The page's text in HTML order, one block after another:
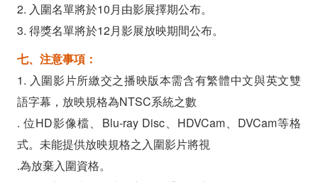
2. 入圍名單將於10月由影展擇期公布。
3. 得獎名單將於12月影展放映期間公布。
七、注意事項：
1. 入圍影片所繳交之播映版本需含有繁體中文與英文雙
語字幕，放映規格為NTSC系統之數
. 位HD影像檔、Blu-ray Disc、HDVCam、DVCam等格
式。未能提供放映規格之入圍影片將視
.為放棄入圍資格。